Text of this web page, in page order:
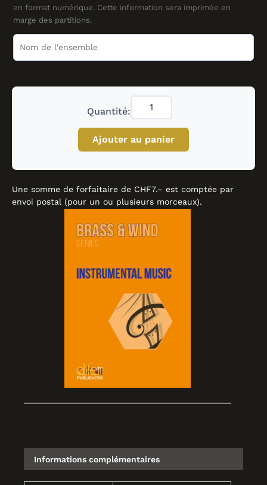
Informations complémentaires
en format numérique. Cette information sera imprimée en
marge des partitions.
Quantité:
Ajouter au panier
Une somme de forfaitaire de CHF7.– est comptée par
envoi postal (pour un ou plusieurs morceaux).